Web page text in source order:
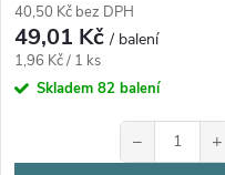
40,50 Kč bez DPH
49,01 Kč/ balení
Měrná
cena:
1,96 Kč / 1 ks
Skladem 82 balení
− +